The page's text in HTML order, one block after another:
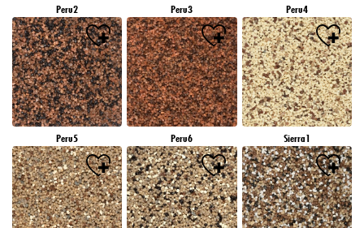
Peru2 Peru3 Peru4
Peru5 Peru6 Sierra1